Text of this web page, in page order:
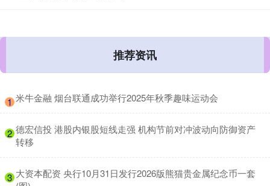
推荐资讯
1 ​米牛金融 烟台联通成功举行2025年秋季趣味运动会
2 ​德宏信投 港股内银股短线走强 机构节前对冲波动向防御资产
转移
3 ​大资本配资 央行10月31日发行2026版熊猫贵金属纪念币一套